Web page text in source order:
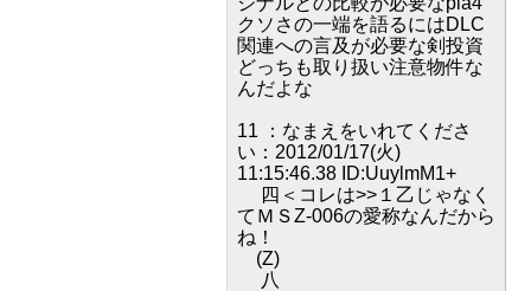
クソさの一端を語るにはDLC
関連への言及が必要な剣投資
どっちも取り扱い注意物件な
んだよな
11 ：なまえをいれてくださ
い：2012/01/17(火)
11:15:46.38 ID:UuylmM1+
四＜コレは>>１乙じゃなく
てＭＳΖ-006の愛称なんだから
ね！
(Ζ)
八